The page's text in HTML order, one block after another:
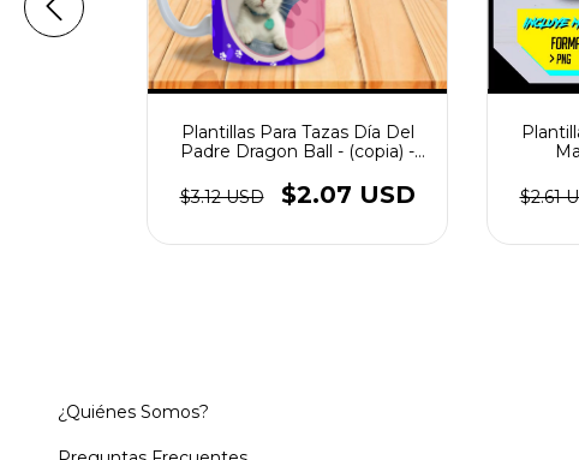
Plantillas Para Tazas Día Del
Padre Dragon Ball - (copia) -
(copia) - (copia) - (copia) -
(copia) - (copia) - (copia) -
$3.12 USD $2.07 USD $2.61
¿Quiénes Somos?